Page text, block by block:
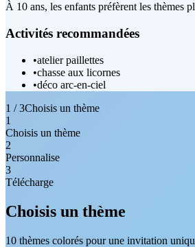
À 10 ans, les enfants préfèrent les thèmes
Activités recommandées
•atelier paillettes
•chasse aux licornes
•déco arc-en-ciel
1 / 3Choisis un thème
1
Choisis un thème
2
Personnalise
3
Télécharge
Choisis un thème
10 thèmes colorés pour une invitation